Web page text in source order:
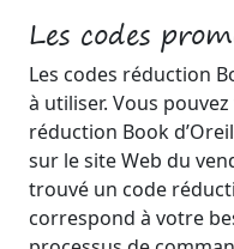
Les codes
Les codes réduction
à utiliser. Vous
réduction Book
sur le site Web du
trouvé un code
correspond à votre